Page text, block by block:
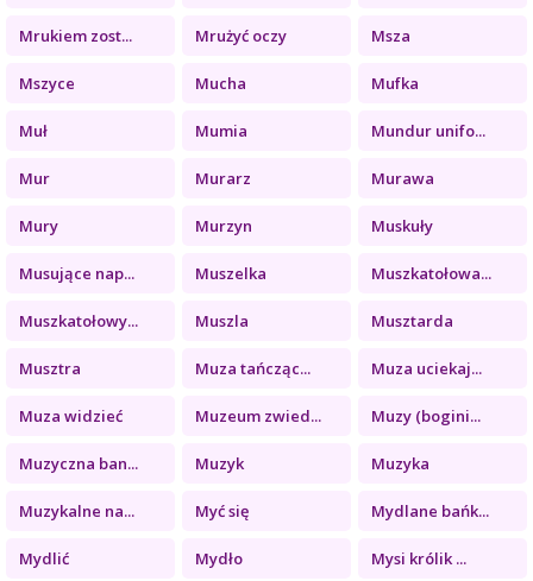
Mrukiem zost... Mrużyć oczy Msza
Mszyce Mucha Mufka
Muł Mumia Mundur unifo...
Mur Murarz Murawa
Mury Murzyn Muskuły
Musujące nap... Muszelka Muszkatołowa...
Muszkatołowy... Muszla Musztarda
Musztra Muza tańcząc... Muza uciekaj...
Muza widzieć Muzeum zwied... Muzy (bogini...
Muzyczna ban... Muzyk Muzyka
Muzykalne na... Myć się Mydlane bańk...
Mydlić Mydło Mysi królik ...